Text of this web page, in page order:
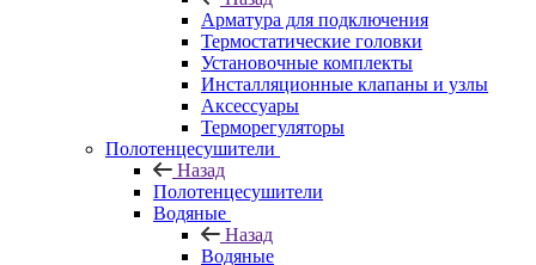
Арматура для подключения
Термостатические головки
Установочные комплекты
Инсталляционные клапаны и узлы
Аксессуары
Терморегуляторы
Полотенцесушители
Назад
Полотенцесушители
Водяные
Назад
Водяные